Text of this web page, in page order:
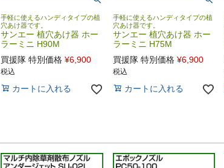
手軽に使えるハンディタイプの植
穴あけ器です。
サンエー 植穴あけ器 ホー
ラーミニ H90M
買援隊 特別価格 ¥6,900
税込
カートに入れる
手軽に使えるハンディタイプの植
穴あけ器です。
サンエー 植穴あけ器 ホー
ラーミニ H75M
買援隊 特別価格 ¥6,900
税込
カートに入れる